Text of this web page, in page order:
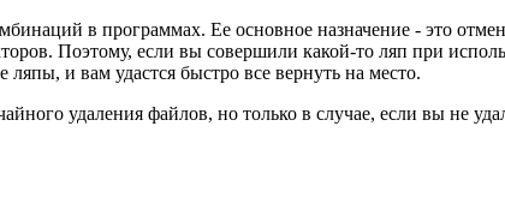
в программах. Ее основное назначение - это
Поэтому, если вы совершили какой-то ляп при
и вам удастся быстро все вернуть на место.
удаления файлов, но только в случае, если вы не